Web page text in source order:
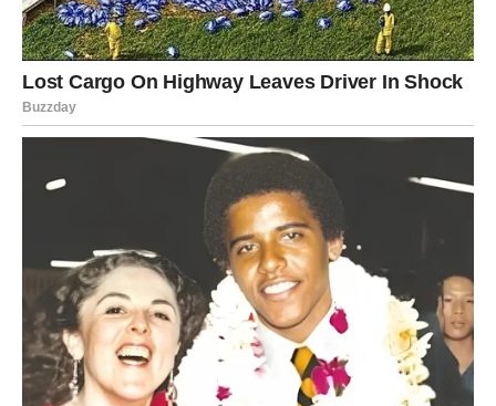
Dunja je voće koje se odlikuje prepoznatljivom aromom i
visokom hranljivom vrednošću. Iako se možda ne uključuje
tako često u svakodnevnu ishranu kao drugo voće, dunja
poseduje izuzetna lekovita svojstva koja su cenjena još od
davnina. Istorijski gledano, ovo voće se koristilo u
tradicionalnoj medicini zbog svojih brojnih zdravstvenih koristi.
Koje su zdravstvene koristi dunje? Dunja je bogata vitaminima
A i C, što je čini vrednim resursom za jačanje imuniteta.
Vitamin C je poznat po svojim zaštitnim svojstvima protiv
prehlade i raznih infekcija, dok vitamin A igra značajnu ulogu u